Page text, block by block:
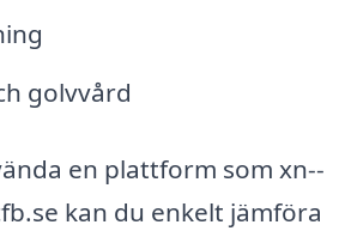
golvvård
en plattform som xn--
kan du enkelt jämföra